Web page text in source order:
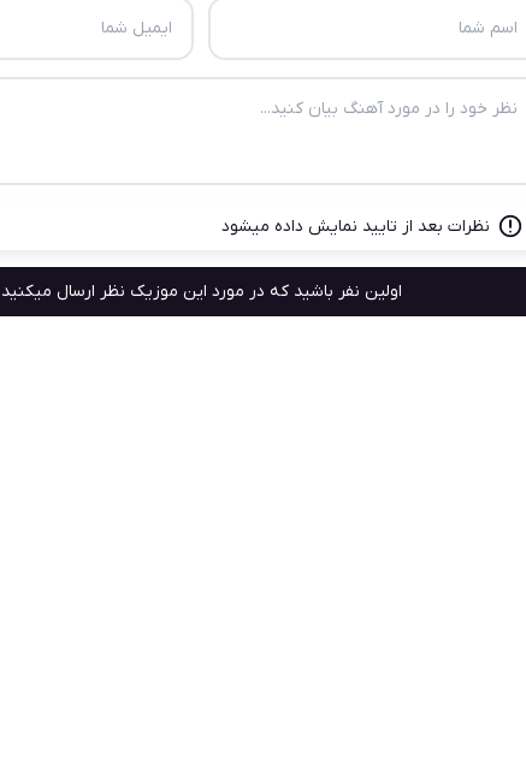
نظرات بعد از تایید نمایش داده میشود
اولین نفر باشید که در مورد این موزیک نظر ارسال میکنید